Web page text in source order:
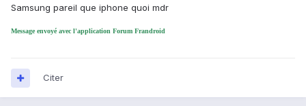
Samsung pareil que iphone quoi mdr
Message envoyé avec l'application Forum Frandroid
Citer